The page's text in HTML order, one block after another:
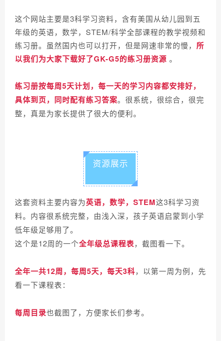
这个网站主要是3科学习资料，含有美国从幼儿园到五
年级的英语，数学，STEM/科学全部课程的教学视频和
练习册。虽然国内也可以打开，但是网速非常的慢， 所
以我们为大家下载好了GK-G5的练习册资源 。
练习册按每周5天计划，每一天的学习内容都安排好，
具体到页， 同时配有练习答案。 很系统，很综合，很完
整， 真是为家长提供了很大的便利。
资源展示
这套资料主要内容为英语，数学，STEM这3科学习资
料。内容很系统完整， 由浅入深，孩子英语启蒙到小学
低年级足够用了。
这个是12周的一个全年级总课程表，截图看一下。
全年一共12周，每周5天，每天3科，以第一周为例，先
看一下课程表：
每周目录也截图了，方便家长们参考。